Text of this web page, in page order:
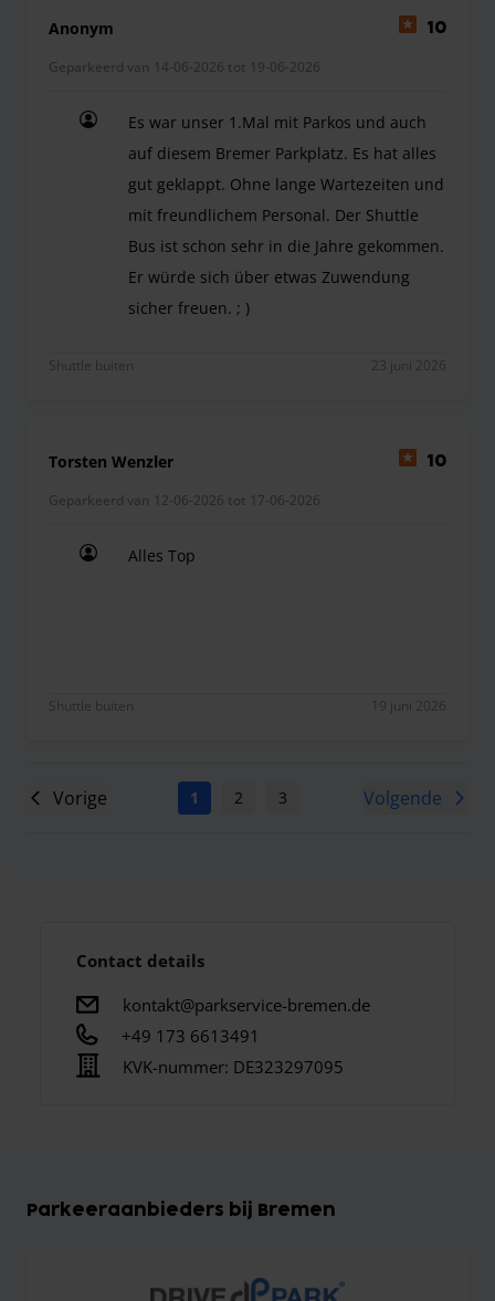
Anonym 10
Geparkeerd van 14-06-2026 tot 19-06-2026
Es war unser 1.Mal mit Parkos und auch
auf diesem Bremer Parkplatz. Es hat alles
gut geklappt. Ohne lange Wartezeiten und
mit freundlichem Personal. Der Shuttle
Bus ist schon sehr in die Jahre gekommen.
Er würde sich über etwas Zuwendung
sicher freuen. ; )
Shuttle buiten 23 juni 2026
Torsten Wenzler 10
Geparkeerd van 12-06-2026 tot 17-06-2026
Alles Top
Shuttle buiten 19 juni 2026
Vorige 1 2 3 5 6 7
Volgende
Contact details
kontakt@parkservice-bremen.de
+49 173 6613491
KVK-nummer: DE323297095
Parkeeraanbieders bij Bremen